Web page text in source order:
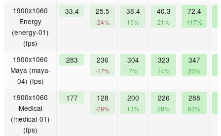
1900x1060
Energy
(energy-01)
(fps)
33.4 25.5
-24%
38.4
15%
40.3
21%
72.4
117%
1900x1060
Maya (maya-
04) (fps)
283 236
-17%
304
7%
323
14%
347
23%
1900x1060
Medical
(medical-01)
(fps)
177 128
-28%
200
13%
226
28%
288
63%